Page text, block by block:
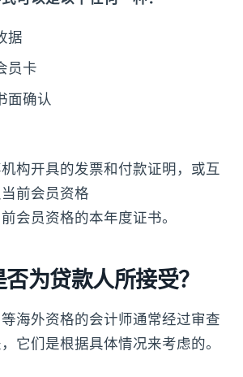
据
员卡
面确认
构开具的发票和付款证明，或互
前会员资格
会员资格的本年度证书。
为贷款人所接受？
海外资格的会计师通常经过审查
它们是根据具体情况来考虑的。